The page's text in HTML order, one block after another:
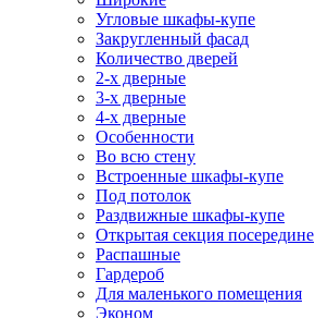
Угловые шкафы-купе
Закругленный фасад
Количество дверей
2-х дверные
3-х дверные
4-х дверные
Особенности
Во всю стену
Встроенные шкафы-купе
Под потолок
Раздвижные шкафы-купе
Открытая секция посередине
Распашные
Гардероб
Для маленького помещения
Эконом